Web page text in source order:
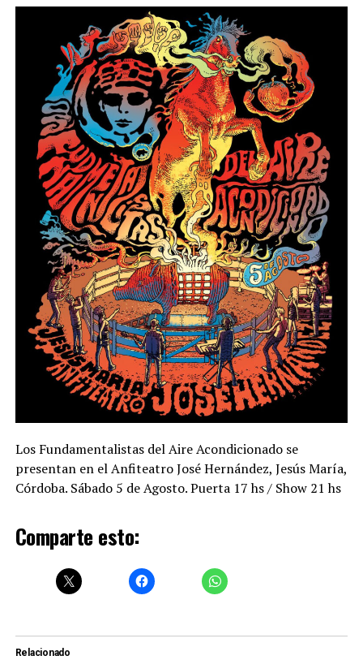
Los Fundamentalistas del Aire Acondicionado se
presentan en el Anfiteatro José Hernández, Jesús María,
Córdoba. Sábado 5 de Agosto. Puerta 17 hs / Show 21 hs
Comparte esto:
Relacionado